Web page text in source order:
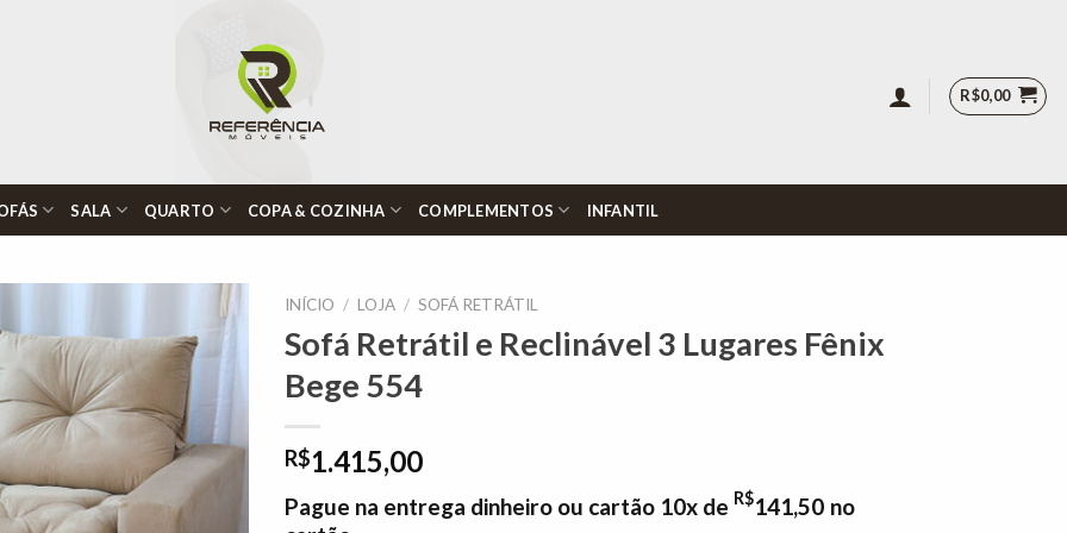
R$0,00
SALA QUARTO COPA & COZINHA COMPLEMENTOS INFANTIL
Adicionar
à lista de
desejos"
INÍCIO / LOJA / SOFÁ RETRÁTIL
Sofá Retrátil e Reclinável 3 Lugares Fênix
Bege 554
R$1.415,00
Pague na entrega dinheiro ou cartão 10x de R$141,50 no